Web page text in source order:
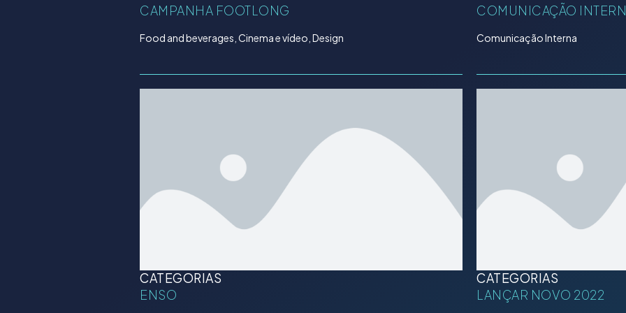
CAMPANHA FOOTLONG
Food and beverages, Cinema e vídeo, Design
COMUNICAÇÃO
Comunicação Interna
CATEGORIAS
ENSO
CATEGORIAS
LANÇAR NOVO 2022